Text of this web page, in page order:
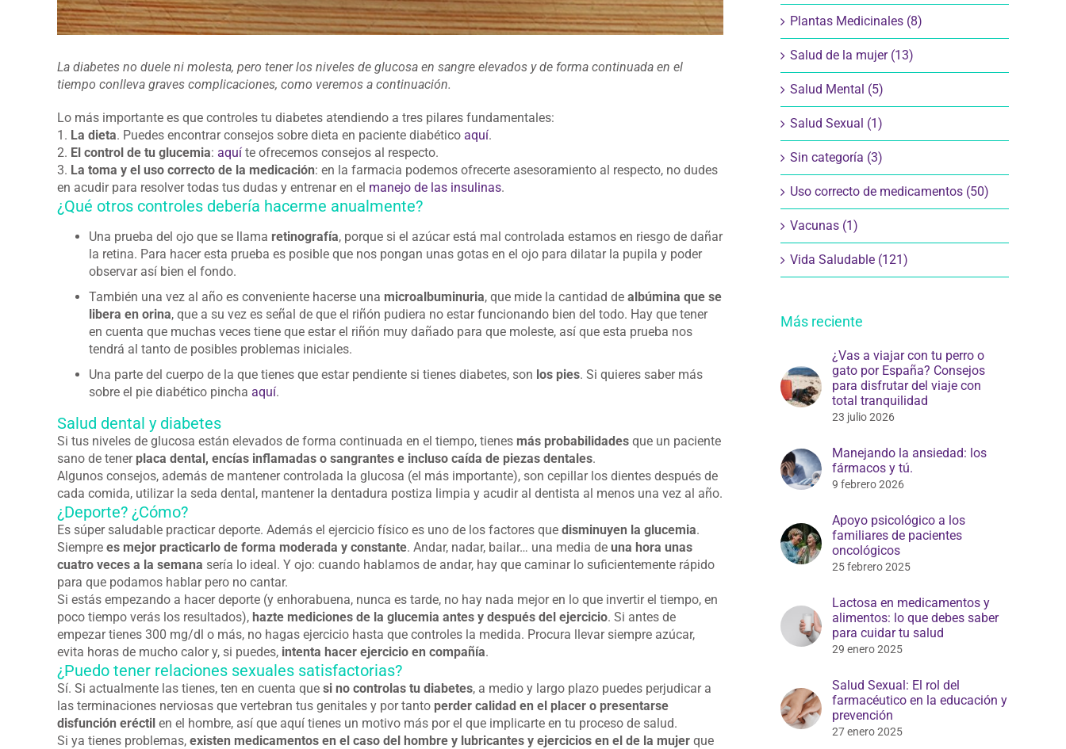
La diabetes no duele ni molesta, pero tener los niveles de glucosa en sangre elevados y de forma continuada en el
tiempo conlleva graves complicaciones, como veremos a continuación.
Lo más importante es que controles tu diabetes atendiendo a tres pilares fundamentales:
1. La dieta. Puedes encontrar consejos sobre dieta en paciente diabético aquí.
2. El control de tu glucemia: aquí te ofrecemos consejos al respecto.
3. La toma y el uso correcto de la medicación: en la farmacia podemos ofrecerte asesoramiento al respecto, no dudes
en acudir para resolver todas tus dudas y entrenar en el manejo de las insulinas.
¿Qué otros controles debería hacerme anualmente?
Una prueba del ojo que se llama retinografía, porque si el azúcar está mal controlada estamos en riesgo de dañar
la retina. Para hacer esta prueba es posible que nos pongan unas gotas en el ojo para dilatar la pupila y poder
observar así bien el fondo.
También una vez al año es conveniente hacerse una microalbuminuria, que mide la cantidad de albúmina que se
libera en orina, que a su vez es señal de que el riñón pudiera no estar funcionando bien del todo. Hay que tener
en cuenta que muchas veces tiene que estar el riñón muy dañado para que moleste, así que esta prueba nos
tendrá al tanto de posibles problemas iniciales.
Una parte del cuerpo de la que tienes que estar pendiente si tienes diabetes, son los pies. Si quieres saber más
sobre el pie diabético pincha aquí.
Salud dental y diabetes
Si tus niveles de glucosa están elevados de forma continuada en el tiempo, tienes más probabilidades que un paciente
sano de tener placa dental, encías inflamadas o sangrantes e incluso caída de piezas dentales.
Algunos consejos, además de mantener controlada la glucosa (el más importante), son cepillar los dientes después de
cada comida, utilizar la seda dental, mantener la dentadura postiza limpia y acudir al dentista al menos una vez al año.
¿Deporte? ¿Cómo?
Es súper saludable practicar deporte. Además el ejercicio físico es uno de los factores que disminuyen la glucemia.
Siempre es mejor practicarlo de forma moderada y constante. Andar, nadar, bailar… una media de una hora unas
cuatro veces a la semana sería lo ideal. Y ojo: cuando hablamos de andar, hay que caminar lo suficientemente rápido
para que podamos hablar pero no cantar.
Si estás empezando a hacer deporte (y enhorabuena, nunca es tarde, no hay nada mejor en lo que invertir el tiempo, en
poco tiempo verás los resultados), hazte mediciones de la glucemia antes y después del ejercicio. Si antes de
empezar tienes 300 mg/dl o más, no hagas ejercicio hasta que controles la medida. Procura llevar siempre azúcar,
evita horas de mucho calor y, si puedes, intenta hacer ejercicio en compañía.
¿Puedo tener relaciones sexuales satisfactorias?
Sí. Si actualmente las tienes, ten en cuenta que si no controlas tu diabetes, a medio y largo plazo puedes perjudicar a
las terminaciones nerviosas que vertebran tus genitales y por tanto perder calidad en el placer o presentarse
disfunción eréctil en el hombre, así que aquí tienes un motivo más por el que implicarte en tu proceso de salud.
Si ya tienes problemas, existen medicamentos en el caso del hombre y lubricantes y ejercicios en el de la mujer que
Plantas Medicinales (8)
Salud de la mujer (13)
Salud Mental (5)
Salud Sexual (1)
Sin categoría (3)
Uso correcto de medicamentos (50)
Vacunas (1)
Vida Saludable (121)
Más reciente
¿Vas a viajar con tu perro o
gato por España? Consejos
para disfrutar del viaje con
total tranquilidad
23 julio 2026
Manejando la ansiedad: los
fármacos y tú.
9 febrero 2026
Apoyo psicológico a los
familiares de pacientes
oncológicos
25 febrero 2025
Lactosa en medicamentos y
alimentos: lo que debes saber
para cuidar tu salud
29 enero 2025
Salud Sexual: El rol del
farmacéutico en la educación y
prevención
27 enero 2025